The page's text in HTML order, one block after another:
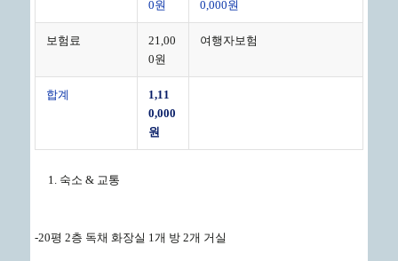
0원 0,000원
보험료
21,00
0원
여행자보험
합계
1,11
0,000
원
숙소 & 교통
-20평 2층 독채 화장실 1개 방 2개 거실